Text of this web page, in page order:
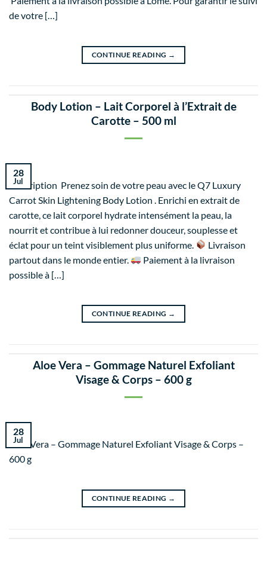
de votre […]
CONTINUE READING →
Body Lotion – Lait Corporel à l’Extrait de
Carotte – 500 ml
28
Jul
Description Prenez soin de votre peau avec le Q7 Luxury
Carrot Skin Lightening Body Lotion . Enrichi en extrait de
carotte, ce lait corporel hydrate intensément la peau, la
nourrit et contribue à lui redonner douceur, souplesse et
éclat pour un teint visiblement plus uniforme.
Livraison
partout dans le monde entier.
Paiement à la livraison
possible à […]
CONTINUE READING →
Aloe Vera – Gommage Naturel Exfoliant
Visage & Corps – 600 g
28
Jul
Aloe Vera – Gommage Naturel Exfoliant Visage & Corps –
600 g
CONTINUE READING →